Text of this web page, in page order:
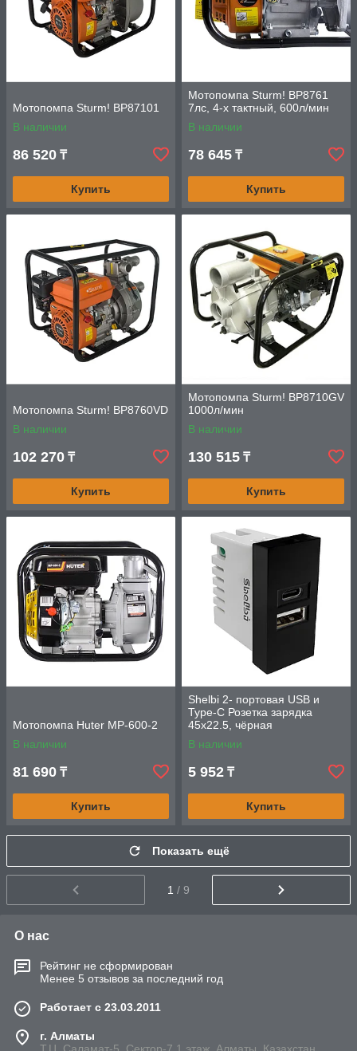
Мотопомпа Sturm! BP87101
В наличии
86 520 ₸
Купить
Мотопомпа Sturm! BP8761
7лс, 4-х тактный, 600л/мин
В наличии
78 645 ₸
Купить
Мотопомпа Sturm! BP8760VD
В наличии
102 270 ₸
Купить
Мотопомпа Sturm! BP8710GV
1000л/мин
В наличии
130 515 ₸
Купить
Мотопомпа Huter MP-600-2
В наличии
81 690 ₸
Купить
Shelbi 2- портовая USB и
Type-C Розетка зарядка
45х22.5, чёрная
В наличии
5 952 ₸
Купить
Показать ещё
1 / 9
О нас
Рейтинг не сформирован
Менее 5 отзывов за последний год
Работает с 23.03.2011
г. Алматы